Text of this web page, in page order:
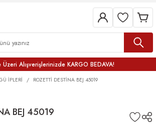
Alışverişlerinizde KARGO BEDAVA!
İPLERİ ROZETTİ DESTİNA BEJ 45019
BEJ 45019